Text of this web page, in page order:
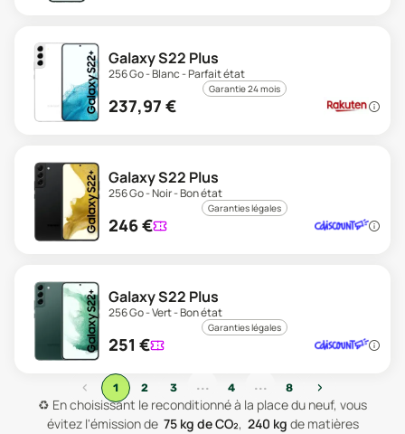
Galaxy S22 Plus
256 Go - Blanc - Parfait état
Garantie 24 mois
237,97 €
Galaxy S22 Plus
256 Go - Noir - Bon état
Garanties légales
246€
Galaxy S22 Plus
256 Go - Vert - Bon état
Garanties légales
251 €
‹ 1 2 3 ... 4 ... 8
›
♻️ En choisissant le reconditionné à la place du neuf, vous
évitez l'émission de 75 kg de CO₂, 240 kg de matières